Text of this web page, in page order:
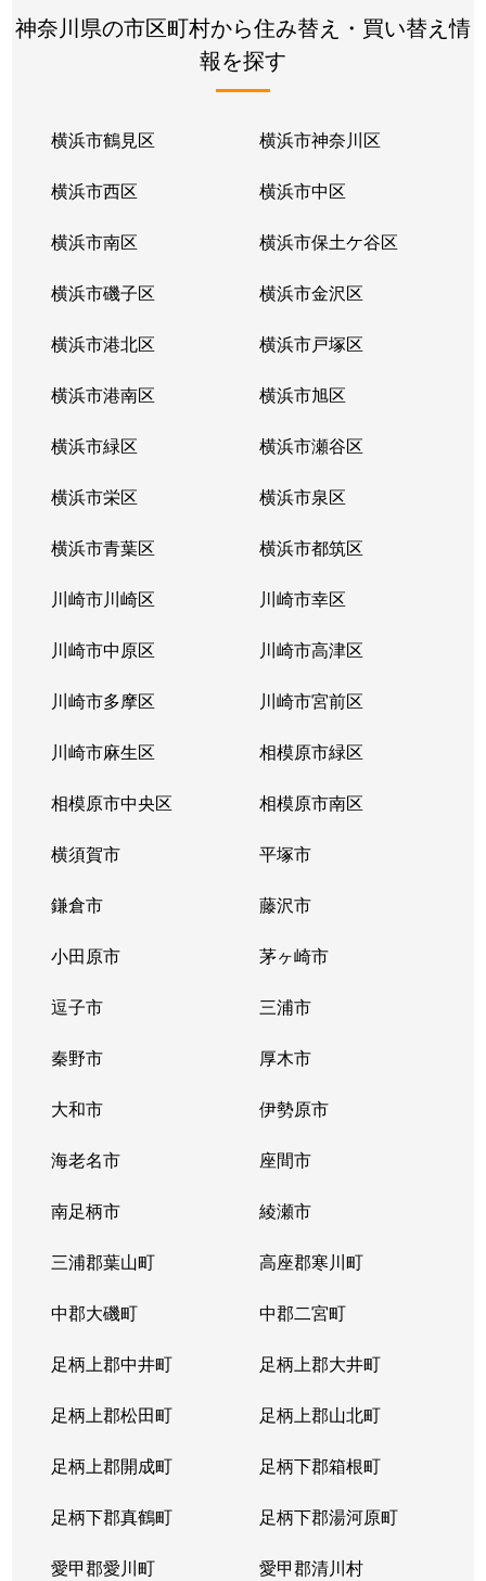
神奈川県の市区町村から住み替え・買い替え情
報を探す
横浜市鶴見区 横浜市神奈川区
横浜市西区 横浜市中区
横浜市南区 横浜市保土ケ谷区
横浜市磯子区 横浜市金沢区
横浜市港北区 横浜市戸塚区
横浜市港南区 横浜市旭区
横浜市緑区 横浜市瀬谷区
横浜市栄区 横浜市泉区
横浜市青葉区 横浜市都筑区
川崎市川崎区 川崎市幸区
川崎市中原区 川崎市高津区
川崎市多摩区 川崎市宮前区
川崎市麻生区 相模原市緑区
相模原市中央区 相模原市南区
横須賀市 平塚市
鎌倉市 藤沢市
小田原市 茅ヶ崎市
逗子市 三浦市
秦野市 厚木市
大和市 伊勢原市
海老名市 座間市
南足柄市 綾瀬市
三浦郡葉山町 高座郡寒川町
中郡大磯町 中郡二宮町
足柄上郡中井町 足柄上郡大井町
足柄上郡松田町 足柄上郡山北町
足柄上郡開成町 足柄下郡箱根町
足柄下郡真鶴町 足柄下郡湯河原町
愛甲郡愛川町 愛甲郡清川村